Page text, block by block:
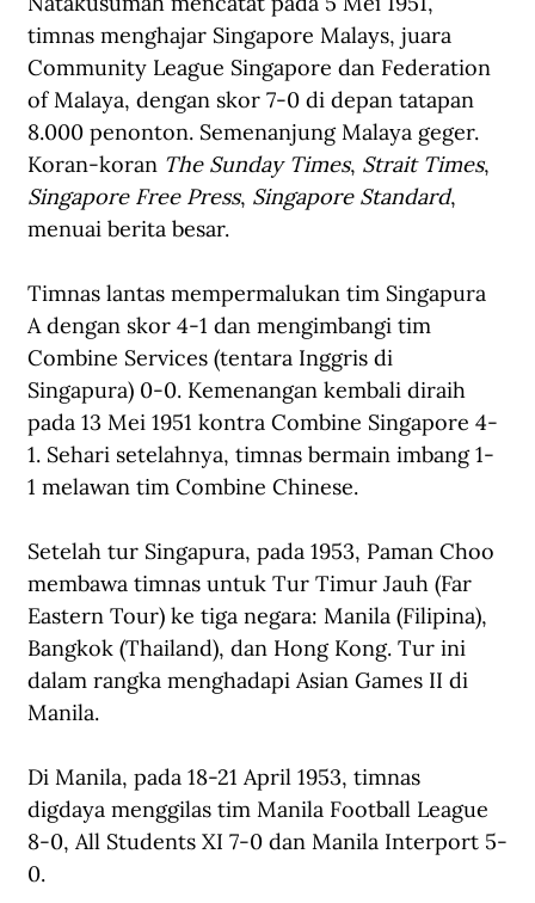
timnas menghajar Singapore Malays, juara
Community League Singapore dan Federation
of Malaya, dengan skor 7-0 di depan tatapan
8.000 penonton. Semenanjung Malaya geger.
Koran-koran The Sunday Times, Strait Times,
Singapore Free Press, Singapore Standard,
menuai berita besar.
Timnas lantas mempermalukan tim Singapura
A dengan skor 4-1 dan mengimbangi tim
Combine Services (tentara Inggris di
Singapura) 0-0. Kemenangan kembali diraih
pada 13 Mei 1951 kontra Combine Singapore 4-
1. Sehari setelahnya, timnas bermain imbang 1-
1 melawan tim Combine Chinese.
Setelah tur Singapura, pada 1953, Paman Choo
membawa timnas untuk Tur Timur Jauh (Far
Eastern Tour) ke tiga negara: Manila (Filipina),
Bangkok (Thailand), dan Hong Kong. Tur ini
dalam rangka menghadapi Asian Games II di
Manila.
Di Manila, pada 18-21 April 1953, timnas
digdaya menggilas tim Manila Football League
8-0, All Students XI 7-0 dan Manila Interport 5-
0.